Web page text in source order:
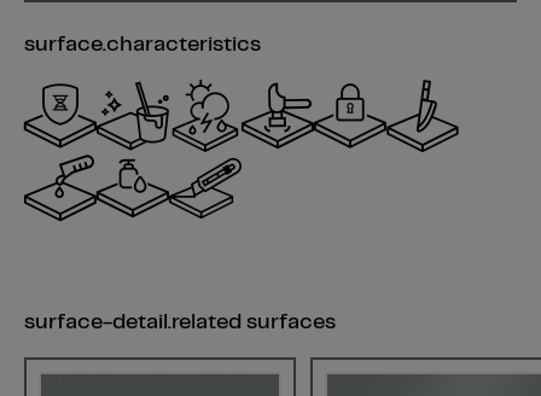
surface.characteristics
surface-detail.related surfaces